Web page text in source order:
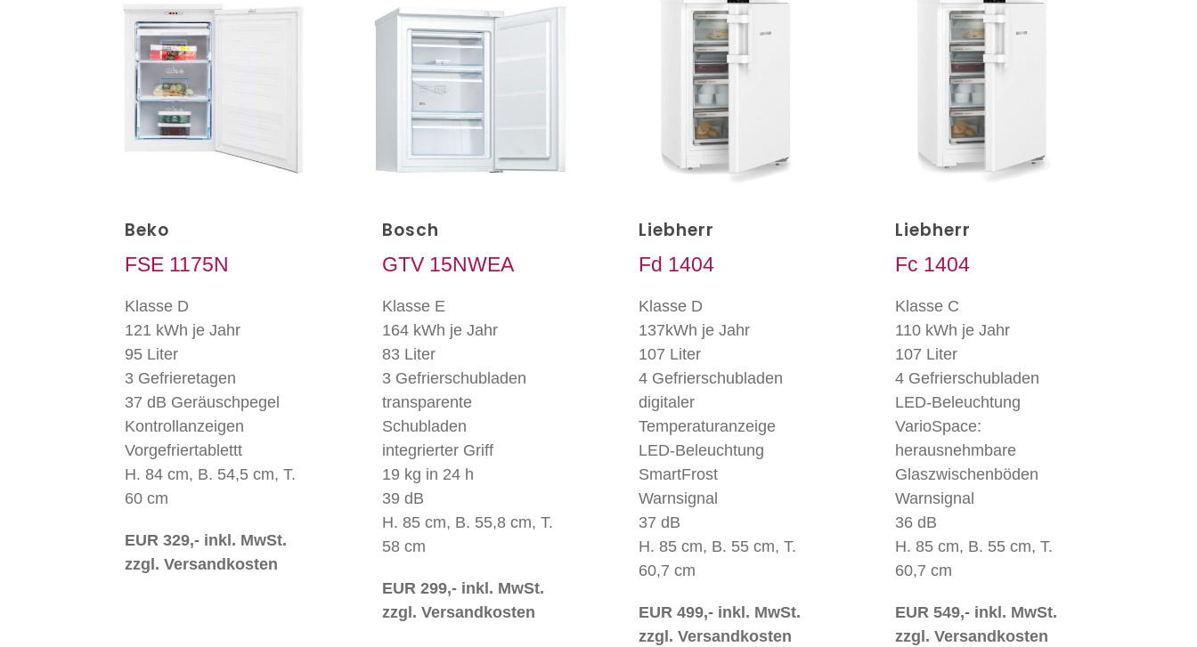
Beko
FSE 1175N
Klasse D
121 kWh je Jahr
95 Liter
3 Gefrieretagen
37 dB Geräuschpegel
Kontrollanzeigen
Vorgefriertablettt
H. 84 cm, B. 54,5 cm, T.
60 cm
EUR 329,- inkl. MwSt.
zzgl. Versandkosten
Bosch
GTV 15NWEA
Klasse E
164 kWh je Jahr
83 Liter
3 Gefrierschubladen
transparente
Schubladen
integrierter Griff
19 kg in 24 h
39 dB
H. 85 cm, B. 55,8 cm, T.
58 cm
EUR 299,- inkl. MwSt.
zzgl. Versandkosten
Liebherr
Fd 1404
Klasse D
137kWh je Jahr
107 Liter
4 Gefrierschubladen
digitaler
Temperaturanzeige
LED-Beleuchtung
SmartFrost
Warnsignal
37 dB
H. 85 cm, B. 55 cm, T.
60,7 cm
EUR 499,- inkl. MwSt.
zzgl. Versandkosten
Liebherr
Fc 1404
Klasse C
110 kWh je Jahr
107 Liter
4 Gefrierschubladen
LED-Beleuchtung
VarioSpace:
herausnehmbare
Glaszwischenböden
Warnsignal
36 dB
H. 85 cm, B. 55 cm, T.
60,7 cm
EUR 549,- inkl. MwSt.
zzgl. Versandkosten